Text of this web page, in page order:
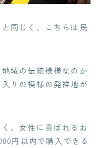
同じく、こちらは民
域の伝統模様なのか
りの模様の発祥地が
、女性に喜ばれるお
円以内で購入できる